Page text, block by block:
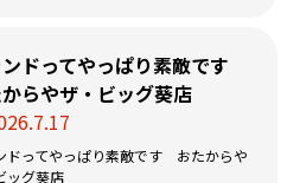
ドってやっぱり素敵です
らやザ・ビッグ葵店
ドってやっぱり素敵です おたからや
ッグ葵店